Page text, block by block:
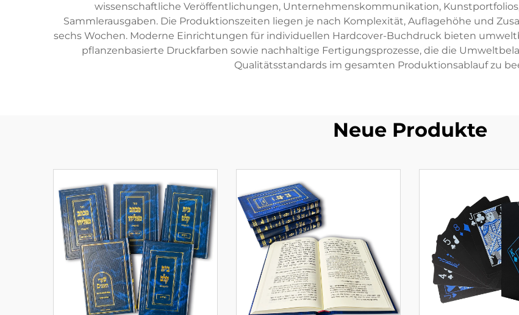
wissenschaftliche Veröffentlichungen, Unternehmenskommunikation,
Sammlerausgaben. Die Produktionszeiten liegen je nach Komplexität, Auflagehöhe und
sechs Wochen. Moderne Einrichtungen für individuellen Hardcover-Buchdruck bieten
pflanzenbasierte Druckfarben sowie nachhaltige Fertigungsprozesse, die die
Qualitätsstandards im gesamten Produktionsablauf zu
Neue Produkte